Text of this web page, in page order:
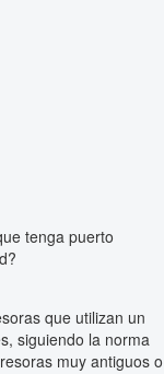
tenga puerto
que utilizan un
siguiendo la norma
muy antiguos o